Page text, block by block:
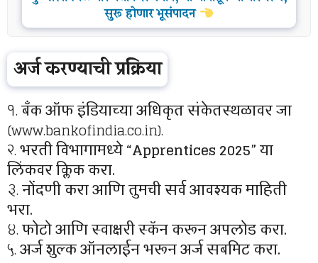
सुरू होणार भूसंपादन
अर्ज करण्याची प्रक्रिया
१.बँक ऑफ इंडियाच्या अधिकृत संकेतस्थळावर जा
(www.bankofindia.co.in).
२.भरती विभागामध्ये “Apprentices 2025” या
लिंकवर क्लिक करा.
३.नोंदणी करा आणि तुमची सर्व आवश्यक माहिती
भरा.
४.फोटो आणि स्वाक्षरी स्कॅन करून अपलोड करा.
५.अर्ज शुल्क ऑनलाईन भरून अर्ज सबमिट करा.